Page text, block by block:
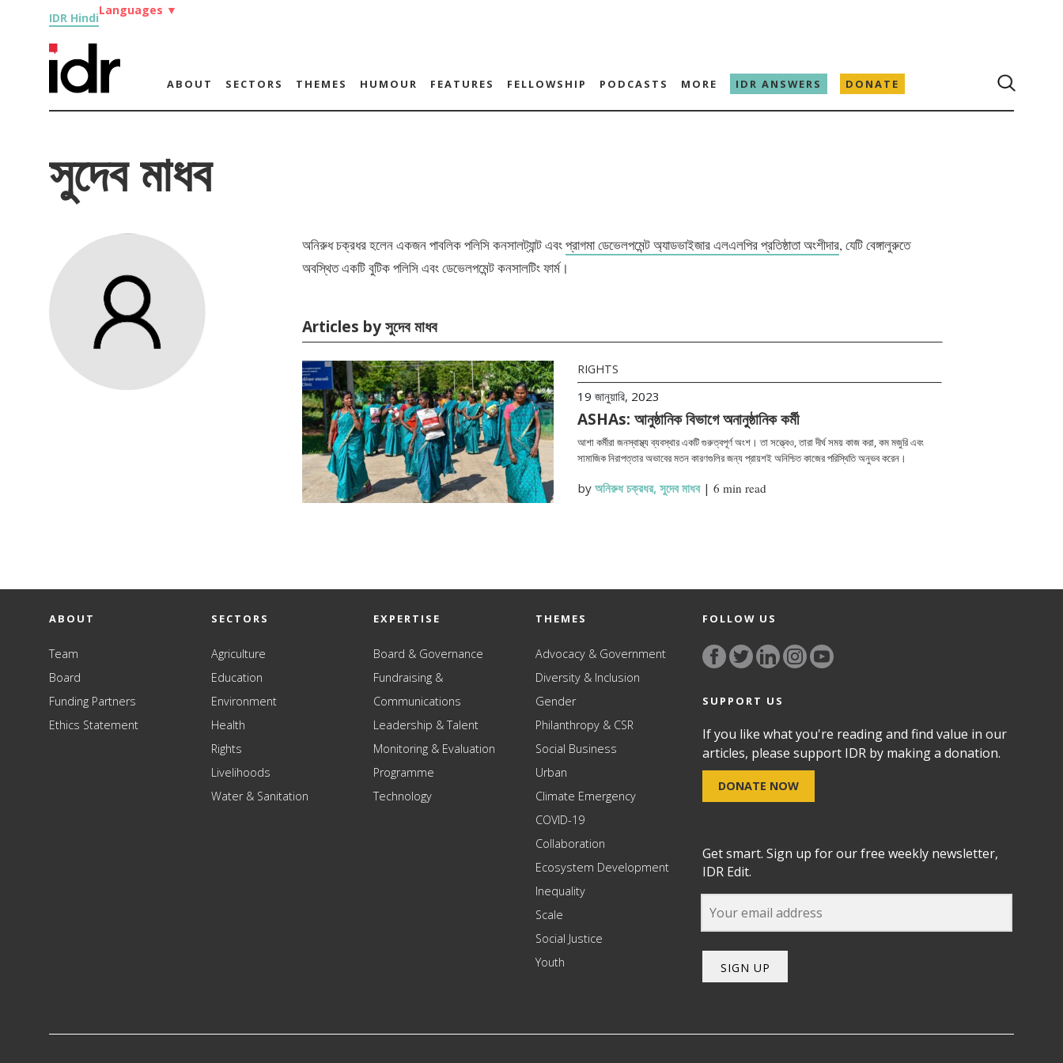
IDR Hindi
Languages ▼
ABOUT SECTORS THEMES HUMOUR FEATURES FELLOWSHIP PODCASTS MORE IDR ANSWERS DONATE
সুদেব মাধব
অনিরুধ চক্রধর হলেন একজন পাবলিক পলিসি কনসালট্যান্ট এবংপ্রাগমা ডেভেলপমেন্ট অ্যাডভাইজার এলএলপির প্রতিষ্ঠাতা অংশীদার, যেটি বেঙ্গালুরুতে
অবস্থিত একটি বুটিক পলিসি এবং ডেভেলপমেন্ট কনসালটিং ফার্ম।
Articles by সুদেব মাধব
RIGHTS
19 জানুয়ারি, 2023
ASHAs: আনুষ্ঠানিক বিভাগে অনানুষ্ঠানিক কর্মী
আশা কর্মীরা জনস্বাস্থ্য ব্যবস্থার একটি গুরুত্বপূর্ণ অংশ। তা সত্ত্বেও, তারা দীর্ঘ সময় কাজ করা, কম মজুরি এবং
সামাজিক নিরাপত্তার অভাবের মতন কারণগুলির জন্য প্রায়শই অনিশ্চিত কাজের পরিস্থিতি অনুভব করেন।
by অনিরুধ চক্রধর, সুদেব মাধব| 6 min read
ABOUT
Team
Board
Funding Partners
Ethics Statement
SECTORS
Agriculture
Education
Environment
Health
Rights
Livelihoods
Water & Sanitation
EXPERTISE
Board & Governance
Fundraising &
Communications
Leadership & Talent
Monitoring & Evaluation
Programme
Technology
THEMES
Advocacy & Government
Diversity & Inclusion
Gender
Philanthropy & CSR
Social Business
Urban
Climate Emergency
COVID-19
Collaboration
Ecosystem Development
Inequality
Scale
Social Justice
Youth
FOLLOW US
SUPPORT US
If you like what you're reading and find value in our
articles, please support IDR by making a donation.
DONATE NOW
Get smart. Sign up for our free weekly newsletter,
IDR Edit.
SIGN UP